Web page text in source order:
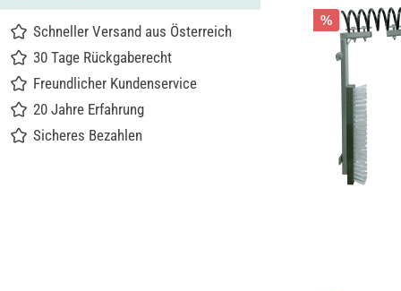
Schneller Versand aus Österreich
30 Tage Rückgaberecht
Freundlicher Kundenservice
20 Jahre Erfahrung
Sicheres Bezahlen
%